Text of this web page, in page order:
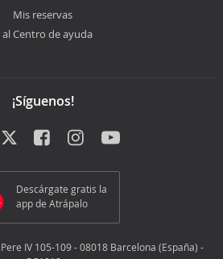
Mis reservas
al Centro de ayuda
¡Síguenos!
Descárgate gratis la
app de Atrápalo
Pere IV 105-109 - 08018 Barcelona (España) -